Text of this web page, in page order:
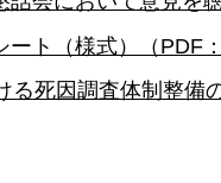
ト（様式）（PDF：
死因調査体制整備